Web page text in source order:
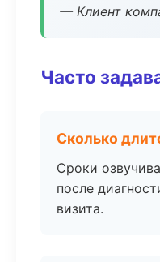
— Клиент
Часто
Сколько
Сроки
после
визита.